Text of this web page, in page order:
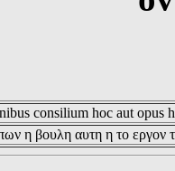
consilium hoc aut opus
η βουλη αυτη η το εργον